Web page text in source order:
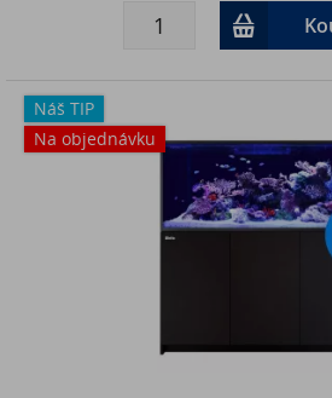
Náš TIP
Na objednávku